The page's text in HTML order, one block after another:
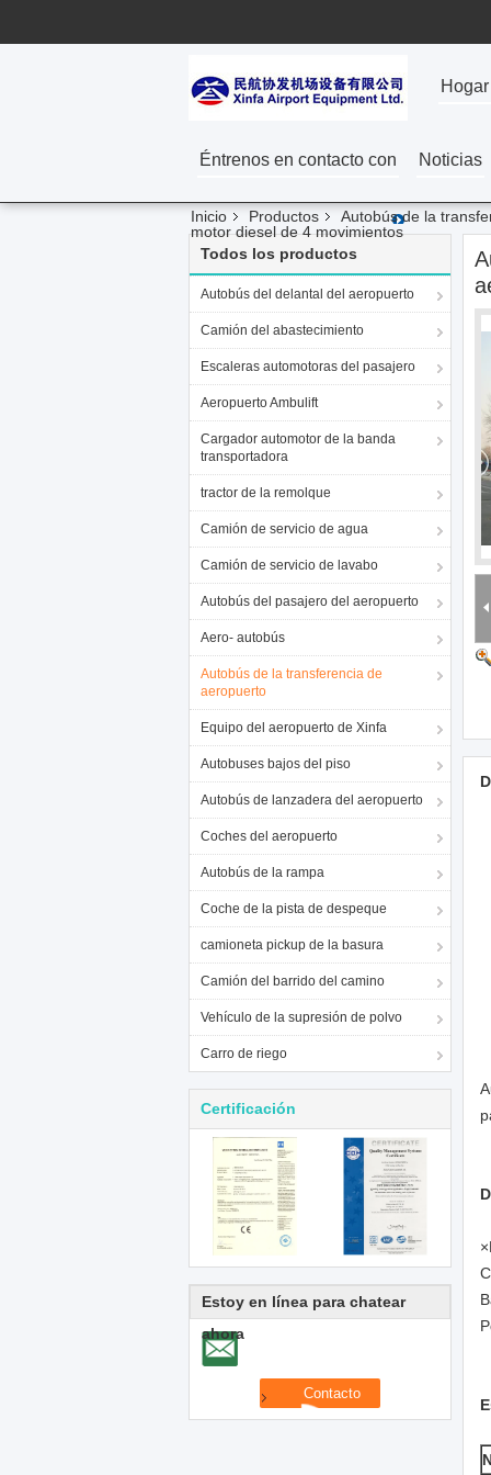
Hogar
Éntrenos en contacto con Noticias
Inicio Productos Autobús de la
motor diesel de 4 movimientos
Todos los productos
Autobús del delantal del aeropuerto
Camión del abastecimiento
Escaleras automotoras del pasajero
Aeropuerto Ambulift
Cargador automotor de la banda
transportadora
tractor de la remolque
Camión de servicio de agua
Camión de servicio de lavabo
Autobús del pasajero del aeropuerto
Aero- autobús
Autobús de la transferencia de
aeropuerto
Equipo del aeropuerto de Xinfa
Autobuses bajos del piso
Autobús de lanzadera del aeropuerto
Coches del aeropuerto
Autobús de la rampa
Coche de la pista de despeque
camioneta pickup de la basura
Camión del barrido del camino
Vehículo de la supresión de polvo
Carro de riego
Certificación
Estoy en línea para chatear
ahora